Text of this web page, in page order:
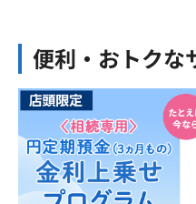
便利・おトクな